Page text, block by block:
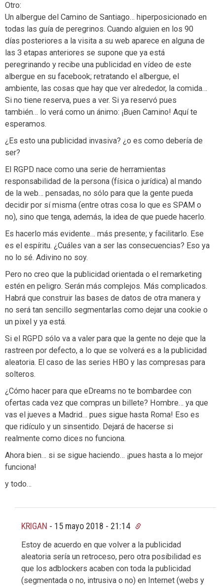
Otro:
Un albergue del Camino de Santiago… hiperposicionado en
todas las guía de peregrinos. Cuando alguien en los 90
días posteriores a la visita a su web aparece en alguna de
las 3 etapas anteriores se supone que ya está
peregrinando y recibe una publicidad en vídeo de este
albergue en su facebook; retratando el albergue, el
ambiente, las cosas que hay que ver alrededor, la comida…
Si no tiene reserva, pues a ver. Si ya reservó pues
también… lo verá como un ánimo: ¡Buen Camino! Aquí te
esperamos.
¿Es esto una publicidad invasiva? ¿o es como debería de
ser?
El RGPD nace como una serie de herramientas
responsabilidad de la persona (física o jurídica) al mando
de la web… pensadas, no sólo para que la gente pueda
decidir por sí misma (entre otras cosa lo que es SPAM o
no), sino que tenga, además, la idea de que puede hacerlo.
Es hacerlo más evidente… más presente; y facilitarlo. Ese
es el espíritu. ¿Cuáles van a ser las consecuencias? Eso ya
no lo sé. Adivino no soy.
Pero no creo que la publicidad orientada o el remarketing
estén en peligro. Serán más complejos. Más complicados.
Habrá que construir las bases de datos de otra manera y
no será tan sencillo segmentarlas como dejar una cookie o
un pixel y ya está.
Si el RGPD sólo va a valer para que la gente no deje que la
rastreen por defecto, a lo que se volverá es a la publicidad
aleatoria. El caso de las series HBO y las compresas para
solteros.
¿Cómo hacer para que eDreams no te bombardee con
ofertas cada vez que compras un billete? Hombre… ya que
vas el jueves a Madrid… pues sigue hasta Roma! Eso es
que ridículo y un sinsentido. Dejará de hacerse si
realmente como dices no funciona.
Ahora bien… si se sigue haciendo… ¡pues hasta a lo mejor
funciona!
y todo…
KRIGAN - 15 mayo 2018 - 21:14
Estoy de acuerdo en que volver a la publicidad
aleatoria sería un retroceso, pero otra posibilidad es
que los adblockers acaben con toda la publicidad
(segmentada o no, intrusiva o no) en Internet (webs y